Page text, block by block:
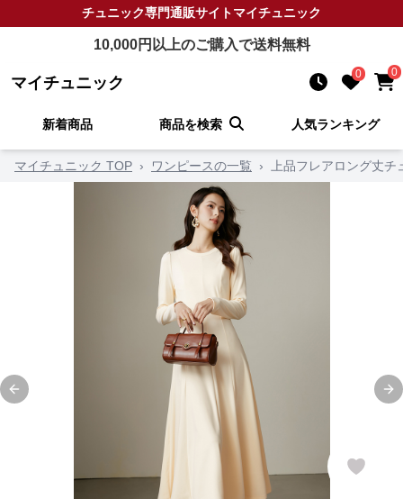
チュニック専門通販サイトマイチュニック
10,000円以上のご購入で送料無料
マイチュニック 0 0
新着商品 商品を検索 人気ランキング
マイチュニック TOP › ワンピースの一覧 › 上品フレアロング丈
Previous slide